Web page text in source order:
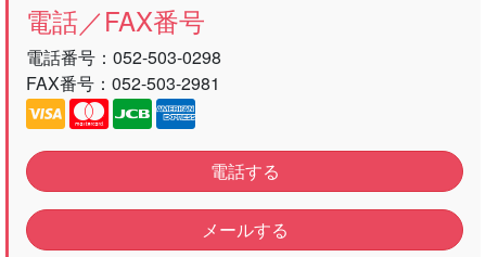
電話／FAX番号
電話番号： 052-503-0298
FAX番号：052-503-2981
電話する
メールする